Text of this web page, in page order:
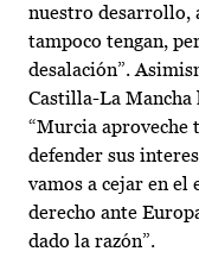
nuestro desarrollo,
tampoco tengan,
desalación”.
Castilla-La Mancha
“Murcia aproveche
defender sus
vamos a cejar en el
derecho ante
dado la razón”.